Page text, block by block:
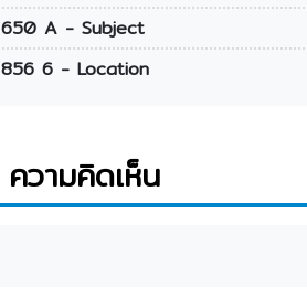
650 A - Subject
856 6 - Location
ความคิดเห็น